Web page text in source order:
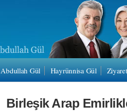
Abdullah Gül Hayrünnisa Gül
Birleşik Arap